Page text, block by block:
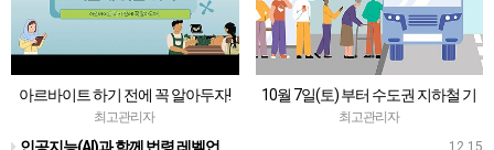
아르바이트 하기 전에 꼭 알아두자!
외국인유학생을 위한 ‘시간제 취업 허
가 제도’
최고관리자
10월 7일(토) 부터 수도권 지하철 기
본요금 1,400원 적용
최고관리자
12.15
인공지능(AI)과 함께 법령 레벨업